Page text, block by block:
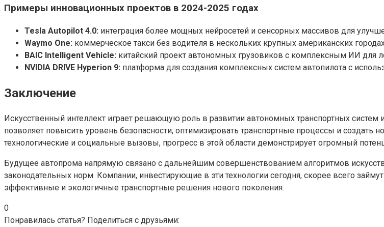
Примеры инновационных проектов в 2024-2025 годах
Tesla Autopilot 4.0: интеграция более мощных нейросетей и сенсорных массивов для
Waymo One: коммерческое такси без водителя в нескольких крупных американских
BAIC Intelligent Vehicle: китайский проект автономных грузовиков с комплексным ИИ для
NVIDIA DRIVE Hyperion 9: платформа для создания комплексных систем автопилота с
Заключение
Искусственный интеллект играет решающую роль в развитии автономных транспортных
позволяет повысить уровень безопасности, оптимизировать транспортные процессы и
технологические и социальные вызовы, прогресс в этой области демонстрирует огромный
Будущее автопрома напрямую связано с дальнейшим совершенствованием алгоритмов
законодательных норм. Компании, инвестирующие в эти технологии сегодня, скорее всего
эффективные и экологичные транспортные решения нового поколения.
0
Понравилась статья? Поделиться с друзьями: